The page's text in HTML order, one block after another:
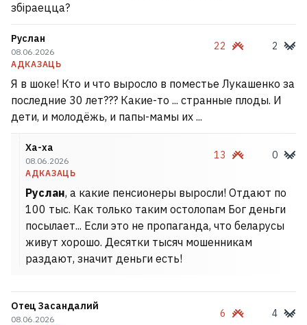
збіраецца?
Руслан
08.06.2026
АДКАЗАЦЬ
22 2
Я в шоке! Кто и что выросло в поместье Лукашенко за
последние 30 лет??? Какие-то ... странные плоды. И
дети, и молодёжь, и папы-мамы их ...
Ха-ха
08.06.2026
АДКАЗАЦЬ
13 0
Руслан, а какие пенсионеры выросли! Отдают по
100 тыс. Как только таким остолопам Бог деньги
посылает... Если это не пропаганда, что беларусы
живут хорошо. Десятки тысяч мошенникам
раздают, значит деньги есть!
Отец Засандалий
08.06.2026
6 4